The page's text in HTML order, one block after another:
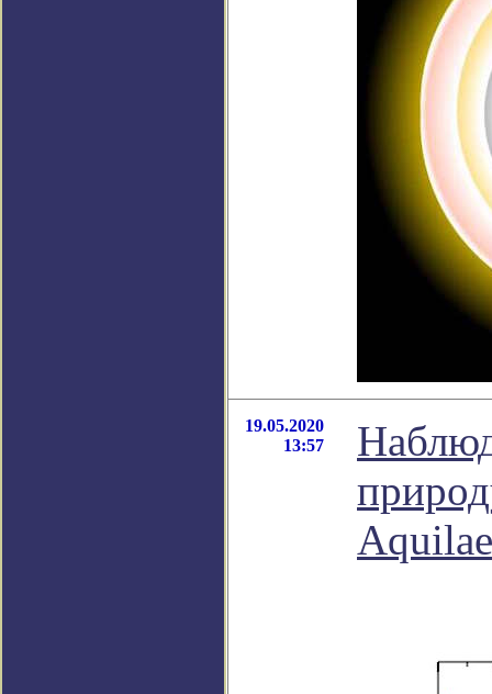
19.05.2020
13:57
Aquilae